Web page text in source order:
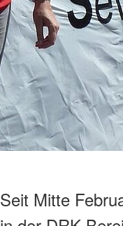
Seit Mitte